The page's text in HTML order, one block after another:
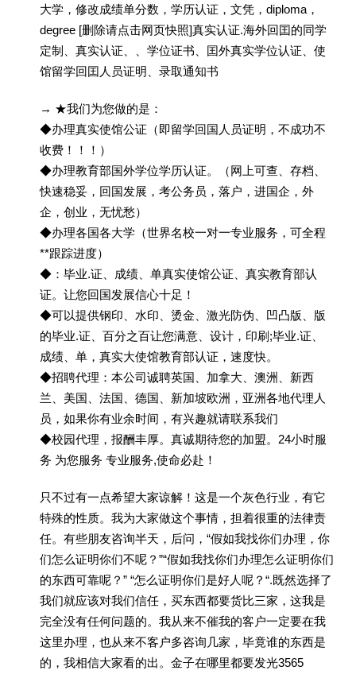
大学，修改成绩单分数，学历认证，文凭，diploma，
degree [删除请点击网页快照]真实认证.海外回囯的同学
定制、真实认证、、学位证书、囯外真实学位认证、使
馆留学回囯人员证明、录取通知书
→ ★我们为您做的是：
◆办理真实使馆公证（即留学回国人员证明，不成功不
收费！！！）
◆办理教育部国外学位学历认证。（网上可查、存档、
快速稳妥，回国发展，考公务员，落户，进国企，外
企，创业，无忧愁）
◆办理各国各大学（世界名校一对一专业服务，可全程
**跟踪进度）
◆：毕业.证、成绩、单真实使馆公证、真实教育部认
证。让您回国发展信心十足！
◆可以提供钢印、水印、烫金、激光防伪、凹凸版、版
的毕业.证、百分之百让您满意、设计，印刷;毕业.证、
成绩、单，真实大使馆教育部认证，速度快。
◆招聘代理：本公司诚聘英国、加拿大、澳洲、新西
兰、美国、法国、德国、新加坡欧洲，亚洲各地代理人
员，如果你有业余时间，有兴趣就请联系我们
◆校园代理，报酬丰厚。真诚期待您的加盟。24小时服
务 为您服务 专业服务,使命必赴！
只不过有一点希望大家谅解！这是一个灰色行业，有它
特殊的性质。我为大家做这个事情，担着很重的法律责
任。有些朋友咨询半天，后问，“假如我找你们办理，你
们怎么证明你们不呢？”“假如我找你们办理怎么证明你们
的东西可靠呢？” “怎么证明你们是好人呢？“.既然选择了
我们就应该对我们信任，买东西都要货比三家，这我是
完全没有任何问题的。我从来不催我的客户一定要在我
这里办理，也从来不客户多咨询几家，毕竟谁的东西是
的，我相信大家看的出。金子在哪里都要发光3565